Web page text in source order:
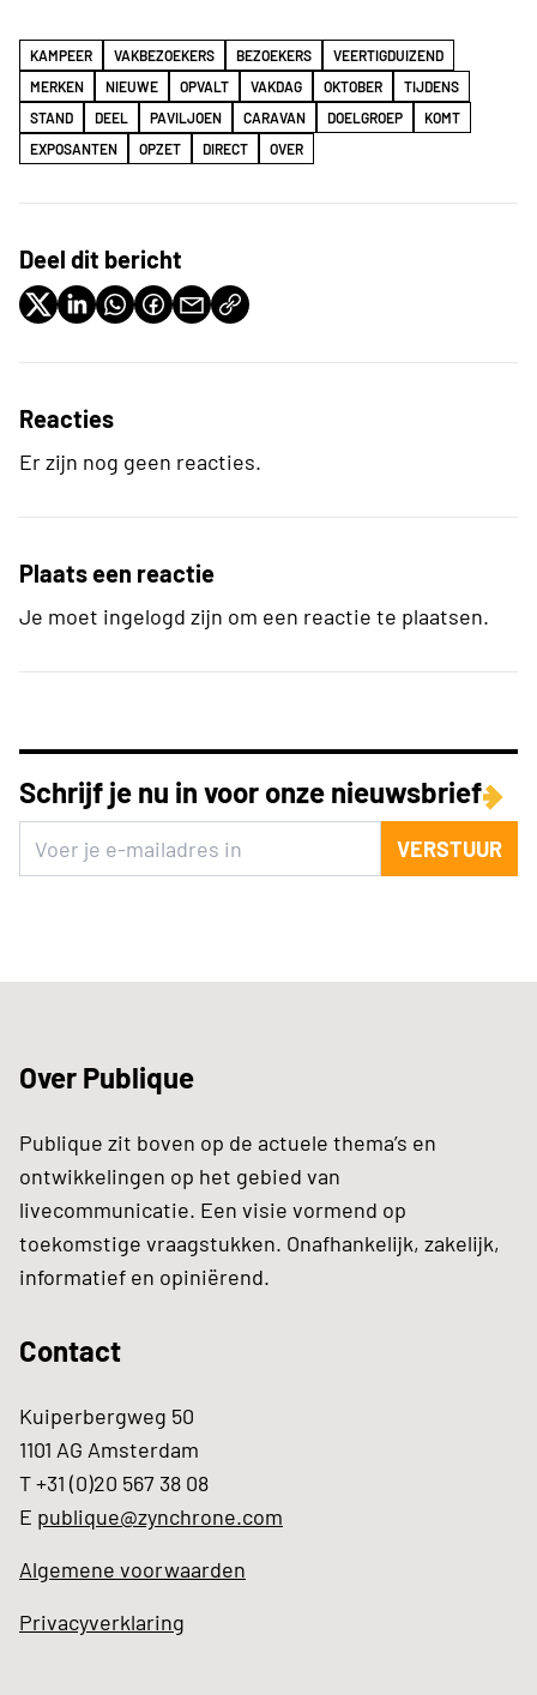
KAMPEER VAKBEZOEKERS BEZOEKERS
VEERTIGDUIZEND
MERKEN
NIEUWE OPVALT VAKDAG OKTOBER
TIJDENS
STAND
DEEL PAVILJOEN CARAVAN DOELGROEP
KOMT
EXPOSANTEN
OPZET DIRECT OVER
Deel dit bericht
Reacties
Er zijn nog geen reacties.
Plaats een reactie
Je moet ingelogd zijn om een reactie te plaatsen.
Schrijf je nu in voor onze nieuwsbrief
VERSTUUR
Over Publique
Publique zit boven op de actuele thema’s en
ontwikkelingen op het gebied van
livecommunicatie. Een visie vormend op
toekomstige vraagstukken. Onafhankelijk, zakelijk,
informatief en opiniërend.
Contact
Kuiperbergweg 50
1101 AG Amsterdam
T +31 (0)20 567 38 08
E publique@zynchrone.com
Algemene voorwaarden
Privacyverklaring